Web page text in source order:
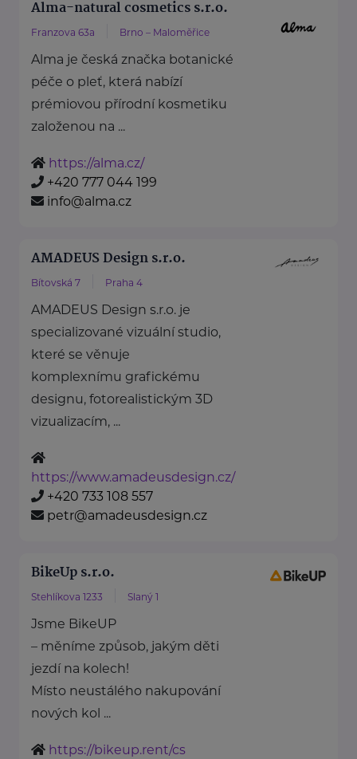
Alma-natural cosmetics s.r.o.
Franzova 63a Brno – Maloměřice
Alma je česká značka botanické
péče o pleť, která nabízí
prémiovou přírodní kosmetiku
založenou na ...
https://alma.cz/
+420 777 044 199
info@alma.cz
AMADEUS Design s.r.o.
Bítovská 7 Praha 4
AMADEUS Design s.r.o. je
specializované vizuální studio,
které se věnuje
komplexnímu grafickému
designu, fotorealistickým 3D
vizualizacím, ...
https://www.amadeusdesign.cz/
+420 733 108 557
petr@amadeusdesign.cz
BikeUp s.r.o.
Stehlíkova 1233 Slaný 1
Jsme BikeUP
– měníme způsob, jakým děti
jezdí na kolech!
Místo neustálého nakupování
nových kol ...
https://bikeup.rent/cs